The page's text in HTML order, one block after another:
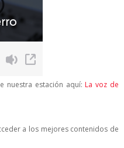
nuestra estación aquí: La voz de
a los mejores contenidos de